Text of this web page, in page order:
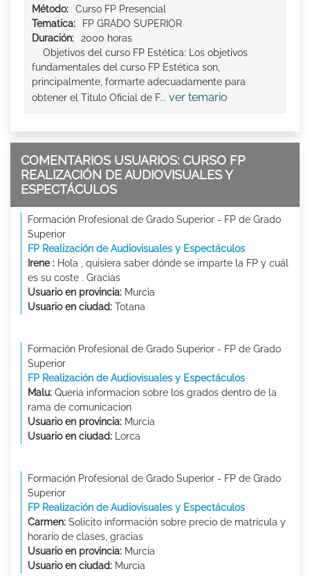
Método:
Curso FP Presencial
Tematica:
FP GRADO SUPERIOR
Duración:
2000 horas
Objetivos del curso FP Estética: Los objetivos
fundamentales del curso FP Estética son,
principalmente, formarte adecuadamente para
obtener el Titulo Oficial de F... ver temario
COMENTARIOS USUARIOS: CURSO FP
REALIZACIÓN DE AUDIOVISUALES Y
ESPECTÁCULOS
Formación Profesional de Grado Superior - FP de Grado
Superior
FP Realización de Audiovisuales y Espectáculos
Irene : Hola , quisiera saber dónde se imparte la FP y cuál
es su coste . Gracias
Usuario en provincia: Murcia
Usuario en ciudad: Totana
Formación Profesional de Grado Superior - FP de Grado
Superior
FP Realización de Audiovisuales y Espectáculos
Malu: Queria informacion sobre los grados dentro de la
rama de comunicacion
Usuario en provincia: Murcia
Usuario en ciudad: Lorca
Formación Profesional de Grado Superior - FP de Grado
Superior
FP Realización de Audiovisuales y Espectáculos
Carmen: Solicito información sobre precio de matrícula y
horario de clases, gracias
Usuario en provincia: Murcia
Usuario en ciudad: Murcia